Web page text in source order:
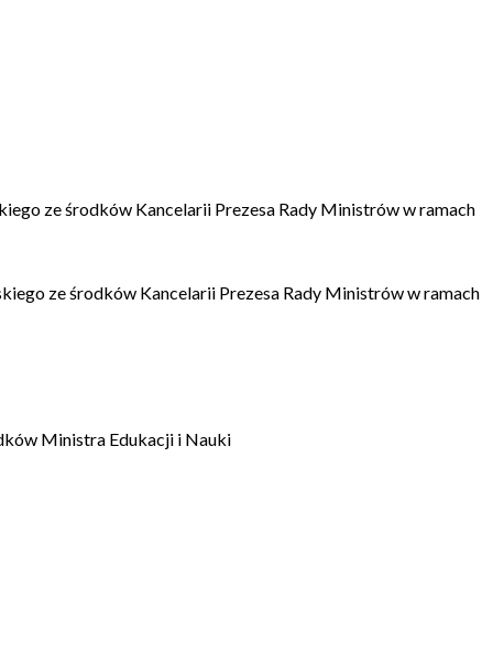
ze środków Kancelarii Prezesa Rady Ministrów w ramach
ze środków Kancelarii Prezesa Rady Ministrów w ramach
Ministra Edukacji i Nauki